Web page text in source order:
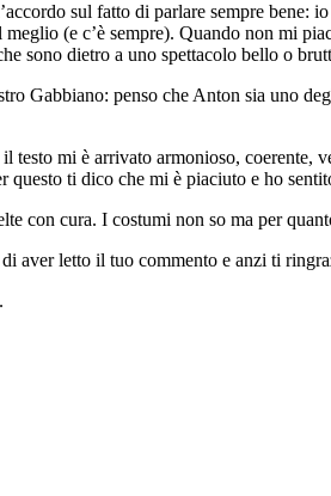
sul fatto di parlare sempre bene:
meglio (e c’è sempre). Quando non mi
sono dietro a uno spettacolo bello o
Gabbiano: penso che Anton sia uno
testo mi è arrivato armonioso, coerente,
questo ti dico che mi è piaciuto e ho
con cura. I costumi non so ma per
aver letto il tuo commento e anzi ti